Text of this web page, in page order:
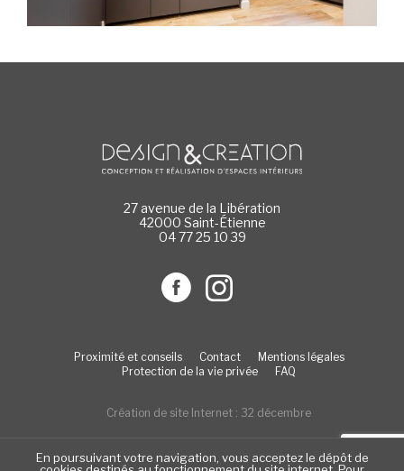
27 avenue de la Libération
42000 Saint-Étienne
04 77 25 10 39
Proximité et conseils Contact
Mentions légales
Protection de la vie privée
FAQ
Création de site Internet : 32 décembre
En poursuivant votre navigation, vous acceptez le dépôt de